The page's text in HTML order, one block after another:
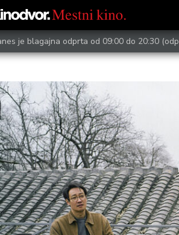
je blagajna odprta od 09:00 do 20:30